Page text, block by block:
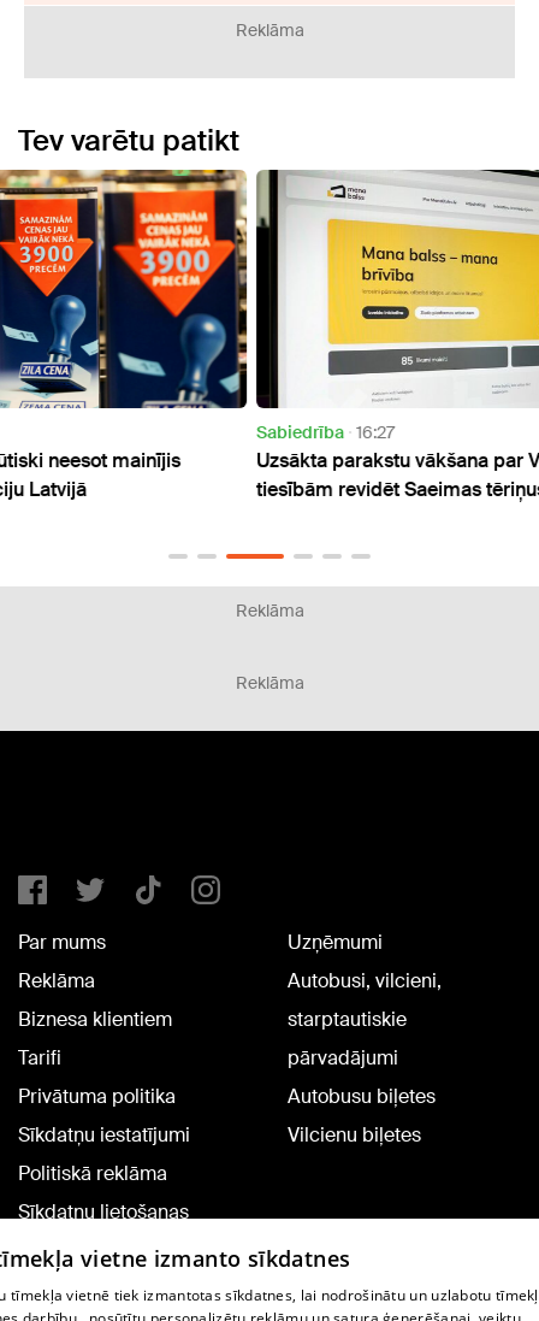
Reklāma
Tev varētu patikt
Uzsākta parakstu vākšana par Valsts kontroles
tiesībām revidēt Saeimas tēriņus
Reklāma
Reklāma
Par mums
Reklāma
Biznesa klientiem
Tarifi
Privātuma politika
Sīkdatņu iestatījumi
Politiskā reklāma
Sīkdatņu lietošanas
noteikumi
Komentāru pievienošana
Uzņēmumi
Autobusi, vilcieni,
starptautiskie
pārvadājumi
Autobusu biļetes
Vilcienu biļetes
vietne izmanto sīkdatnes
tīmekļa vietnē tiek izmantotas sīkdatnes, lai nodrošinātu un uzlabotu